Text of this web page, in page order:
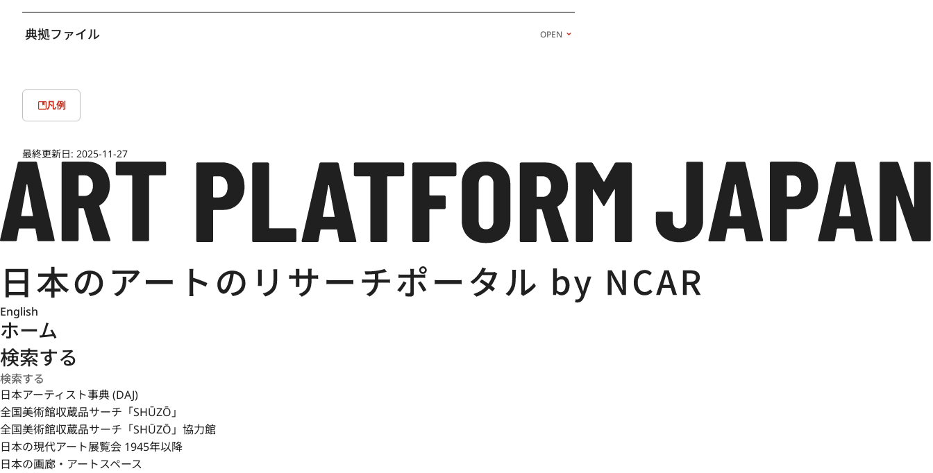
典拠ファイル OPEN
凡例
最終更新日: 2025-11-27
English
ホーム
検索する
日本アーティスト事典 (DAJ)
全国美術館収蔵品サーチ「SHŪZŌ」
全国美術館収蔵品サーチ「SHŪZŌ」協力館
日本の現代アート展覧会 1945年以降
日本の画廊・アートスペース